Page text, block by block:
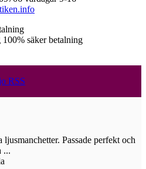
100% säker betalning
Passade perfekt och
...